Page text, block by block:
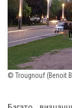
© Trougnouf (Benoit